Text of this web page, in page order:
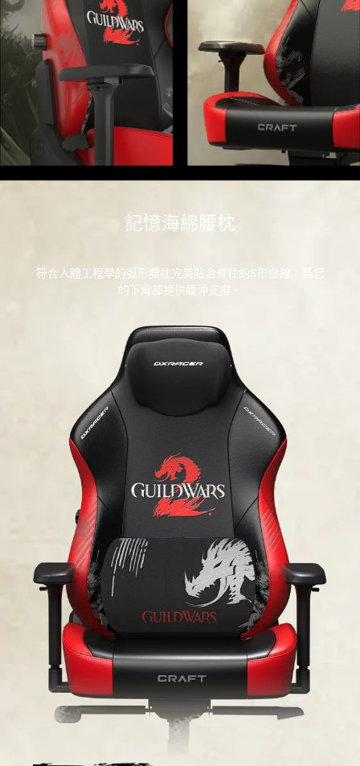
記憶海綿腰枕
符合人體工程學的弧形腰枕完美貼合脊柱的S形曲線，爲您
的下背部提供緩沖支撐。